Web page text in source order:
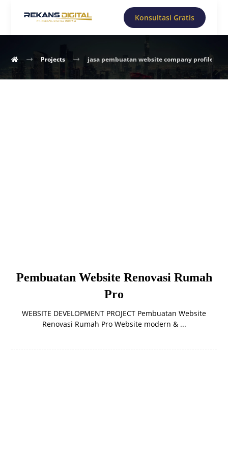
Konsultasi Gratis
Projects jasa pembuatan website company profile
Pembuatan Website Renovasi Rumah
Pro
WEBSITE DEVELOPMENT PROJECT Pembuatan Website
Renovasi Rumah Pro Website modern & ...